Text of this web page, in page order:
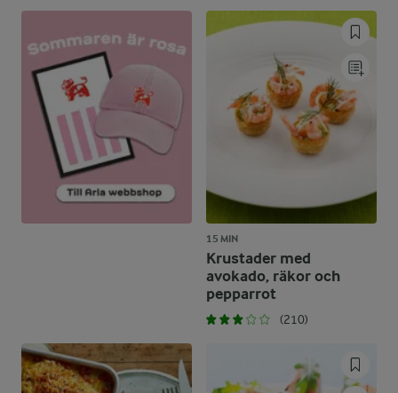
15 MIN
Krustader med
avokado, räkor och
pepparrot
(210)